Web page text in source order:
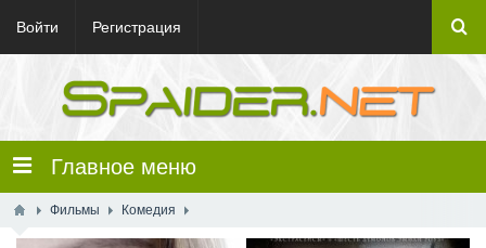
Войти Регистрация
Главное меню
Фильмы Комедия